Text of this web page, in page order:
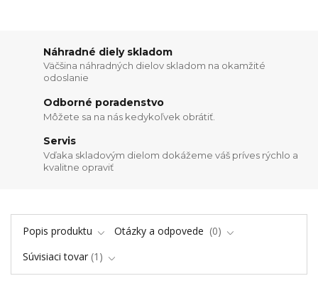
Náhradné diely skladom
Väčšina náhradných dielov skladom na okamžité
odoslanie
Odborné poradenstvo
Môžete sa na nás kedykoľvek obrátiť.
Servis
Vďaka skladovým dielom dokážeme váš príves rýchlo a
kvalitne opraviť
Popis produktu Otázky a odpovede
0
Súvisiaci tovar 1